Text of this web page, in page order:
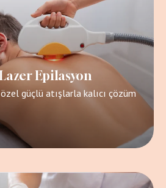
Epilasyon
özel güçlü atışlarla kalıcı çözüm